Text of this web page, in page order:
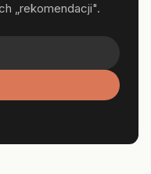
„rekomendacji".